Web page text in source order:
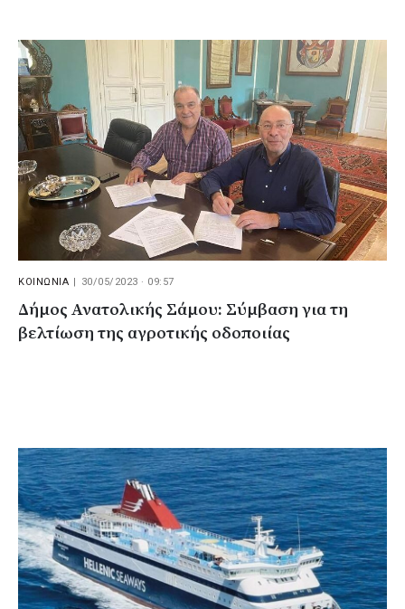
ΚΟΙΝΩΝΙΑ 30/05/2023 · 09:57
Δήμος Ανατολικής Σάμου: Σύμβαση για τη
βελτίωση της αγροτικής οδοποιίας